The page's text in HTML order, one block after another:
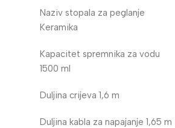
Naziv stopala za peglanje
Keramika
Kapacitet spremnika za vodu
1500 ml
Duljina crijeva 1,6 m
Duljina kabla za napajanje 1,65 m